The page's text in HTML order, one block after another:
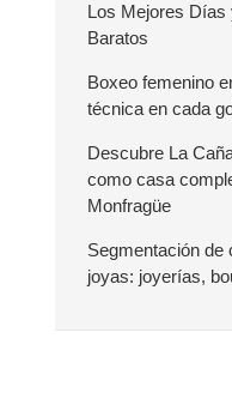
Los Mejores Días
Baratos
Boxeo femenino
técnica en cada
Descubre La
como casa
Monfragüe
Segmentación de
joyas: joyerías,